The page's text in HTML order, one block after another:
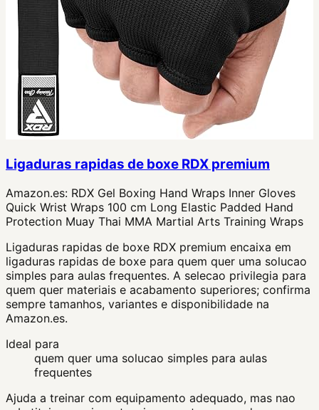
Ligaduras rapidas de boxe RDX premium
Amazon.es: RDX Gel Boxing Hand Wraps Inner Gloves
Quick Wrist Wraps 100 cm Long Elastic Padded Hand
Protection Muay Thai MMA Martial Arts Training Wraps
Ligaduras rapidas de boxe RDX premium encaixa em
ligaduras rapidas de boxe para quem quer uma solucao
simples para aulas frequentes. A selecao privilegia para
quem quer materiais e acabamento superiores; confirma
sempre tamanhos, variantes e disponibilidade na
Amazon.es.
Ideal para
quem quer uma solucao simples para aulas
frequentes
Ajuda a treinar com equipamento adequado, mas nao